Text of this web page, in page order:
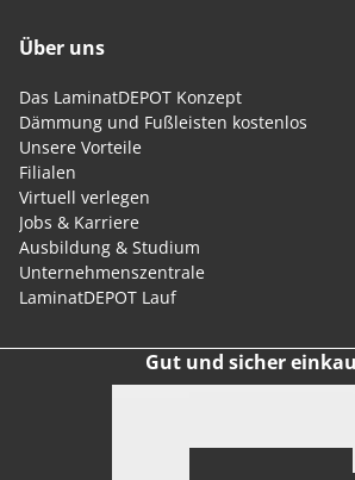
Über uns
Das LaminatDEPOT Konzept
Dämmung und Fußleisten kostenlos
Unsere Vorteile
Filialen
Virtuell verlegen
Jobs & Karriere
Ausbildung & Studium
Unternehmenszentrale
LaminatDEPOT Lauf
Gut und sicher